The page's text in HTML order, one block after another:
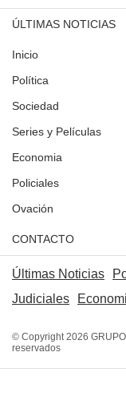
ÚLTIMAS NOTICIAS
Inicio
Política
Sociedad
Series y Películas
Economia
Policiales
Ovación
CONTACTO
Últimas Noticias
Judiciales
© Copyright 2026
reservados